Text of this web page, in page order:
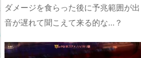
ダメージを食らった後に予兆範囲が
音が遅れて聞こえて来る的な…？